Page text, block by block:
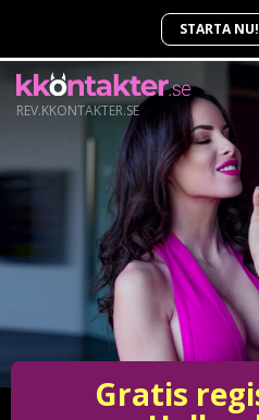
STARTA NU!
REV.KKONTAKTER.SE
Gratis